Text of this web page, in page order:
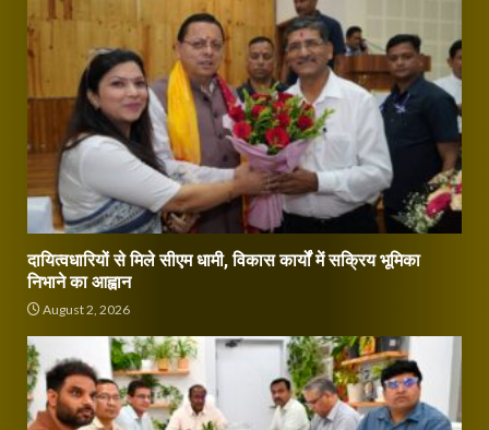
दायित्वधारियों से मिले सीएम धामी, विकास कार्यों में सक्रिय भूमिका
निभाने का आह्वान
August 2, 2026